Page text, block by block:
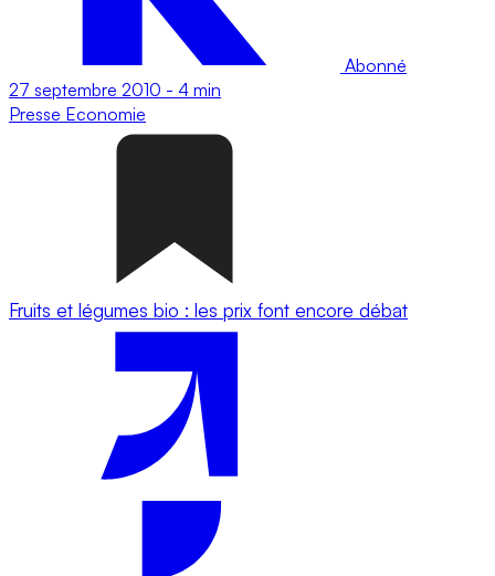
Abonné
27 septembre 2010 - 4 min
Presse Economie
Fruits et légumes bio : les prix font encore débat